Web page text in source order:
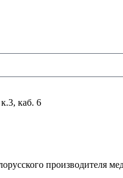
каб. 6
производителя